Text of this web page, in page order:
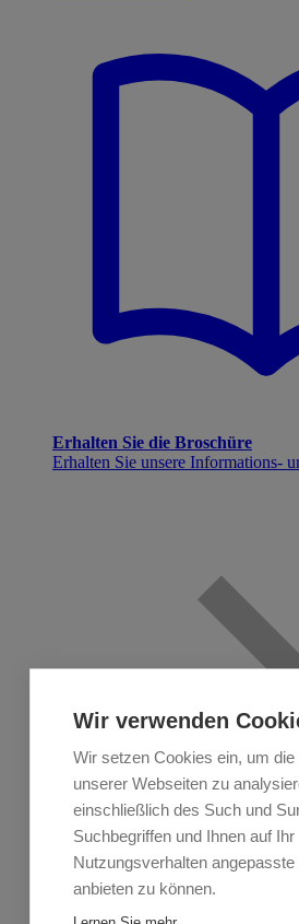
Wir verwenden
Wir setzen Cookies ein, um die
unserer Webseiten zu
einschließlich des Such und
Suchbegriffen und Ihnen auf Ihr
Nutzungsverhalten
anbieten zu können.
Erhalten Sie die Broschüre
Erhalten Sie unsere Informations-